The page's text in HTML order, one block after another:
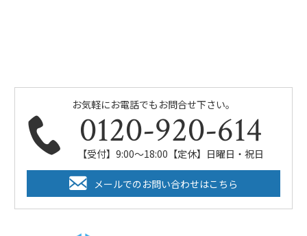
お気軽にお電話でもお問合せ下さい。
0120-920-614
【受付】9:00～18:00【定休】日曜日・祝日
メールでのお問い合わせはこちら